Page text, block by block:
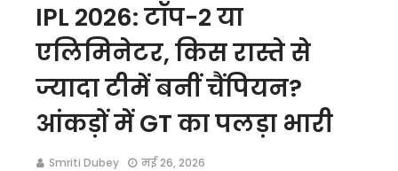
IPL 2026: टॉप-2 या
एलिमिनेटर, किस रास्ते से
ज्यादा टीमें बनीं चैंपियन?
आंकड़ों में GT का पलड़ा भारी
Smriti Dubey मई 26, 2026